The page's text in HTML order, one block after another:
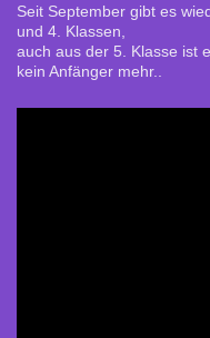
Seit September gibt es
und 4. Klassen,
auch aus der 5. Klasse ist
kein Anfänger mehr..